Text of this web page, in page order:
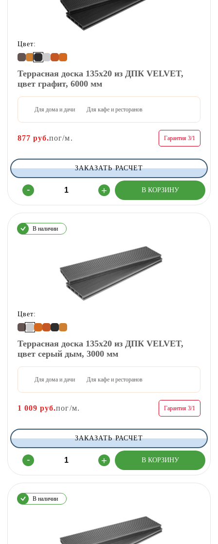
Цвет:
Террасная доска 135х20 из ДПК VELVET,
цвет графит, 6000 мм
Для дома и дачи Для кафе и ресторанов
877 руб.пог/м. Гарантия 3/1
ЗАКАЗАТЬ РАСЧЕТ
В наличии
Цвет:
Террасная доска 135х20 из ДПК VELVET,
цвет серый дым, 3000 мм
Для дома и дачи Для кафе и ресторанов
1 009 руб.пог/м. Гарантия 3/1
ЗАКАЗАТЬ РАСЧЕТ
В наличии